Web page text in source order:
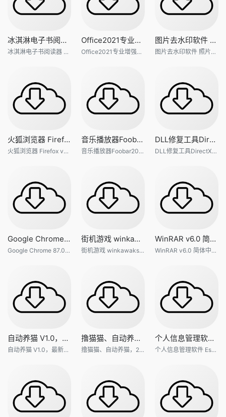
魔兽世界蓝贴：史诗安苏雷克女 wps字体安装
冰淇淋电子书阅读器 破解版 Ic
冰淇淋电子书阅读器 破解版 Icecream Ebook Reader Pro v5.24
Office2021专业增强预览版【离
Office2021专业增强预览版【离线安装包】完整激活
图片去水印软件 照片橡皮擦 In
图片去水印软件 照片橡皮擦 InPixio Photo Eraser 10.4.7单文件便携版
火狐浏览器 Firefox v83.0.0 便
火狐浏览器 Firefox v83.0.0 便携版
音乐播放器Foobar2000 v1.6.2
音乐播放器Foobar2000 v1.6.2 正式版简体中文汉化版
DLL修复工具DirectX 4.0 正式版
DLL修复工具DirectX 4.0 正式版
Google Chrome 87.0.4280.66 版
Google Chrome 87.0.4280.66 版本（正式版本）（64 位）
街机游戏 winkawaks 1.60 典藏
街机游戏 winkawaks 1.60 典藏版 包含全部游戏
WinRAR v6.0 简体中文版 Beta1
WinRAR v6.0 简体中文版 Beta1 64位
自动养猫 V1.0，最新双十一活动
自动养猫 V1.0，最新双十一活动脚本
撸猫猫、自动养猫，2020年TB最新
撸猫猫、自动养猫，2020年TB最新双十一活动
个人信息管理软件 EssentialPI
个人信息管理软件 EssentialPIM 9.4 专用绿色专业便携版